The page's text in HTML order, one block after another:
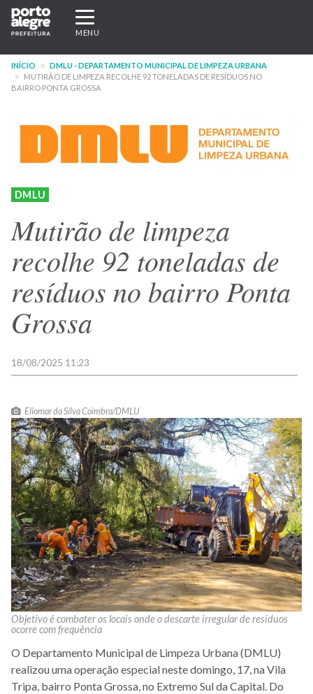
Pular
para
conteúdo
principal
Expandir/recolher
navegação
MENU
INÍCIO
DMLU - DEPARTAMENTO MUNICIPAL DE LIMPEZA URBANA
MUTIRÃO DE LIMPEZA RECOLHE 92 TONELADAS DE RESÍDUOS NO
BAIRRO PONTA GROSSA
DMLU
Mutirão de limpeza
recolhe 92 toneladas de
resíduos no bairro Ponta
Grossa
18/08/2025 11:23
Eliomar da Silva Coimbra/DMLU
Objetivo é combater os locais onde o descarte irregular de resíduos
ocorre com frequência
O Departamento Municipal de Limpeza Urbana (DMLU)
realizou uma operação especial neste domingo, 17, na Vila
Tripa, bairro Ponta Grossa, no Extremo Sul da Capital. Do